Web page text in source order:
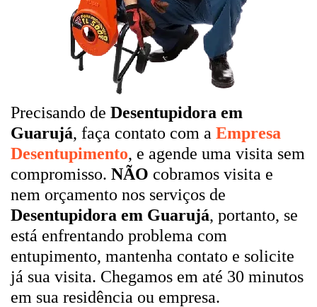
Precisando de Desentupidora em
Guarujá, faça contato com a Empresa
Desentupimento, e agende uma visita sem
compromisso. NÃO cobramos visita e
nem orçamento nos serviços de
Desentupidora em Guarujá, portanto, se
está enfrentando problema com
entupimento, mantenha contato e solicite
já sua visita. Chegamos em até 30 minutos
em sua residência ou empresa.